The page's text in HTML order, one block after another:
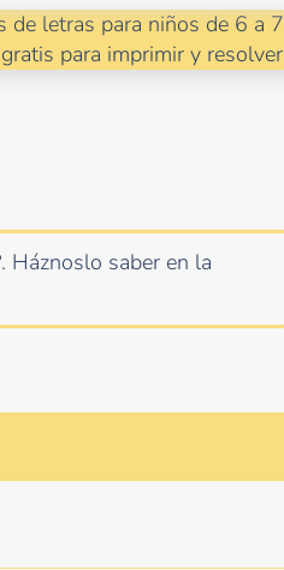
de letras para niños de 6 a 7
para imprimir y resolver
. Háznoslo saber en la